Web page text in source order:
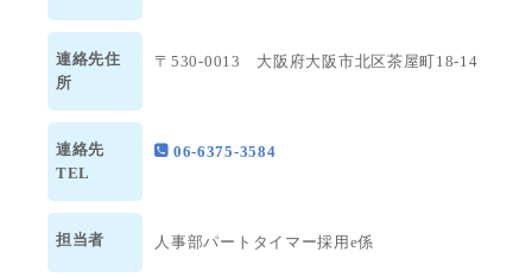
連絡先住
所
〒530-0013 大阪府大阪市北区茶屋町18-14
連絡先
TEL
06-6375-3584
担当者 人事部パートタイマー採用e係